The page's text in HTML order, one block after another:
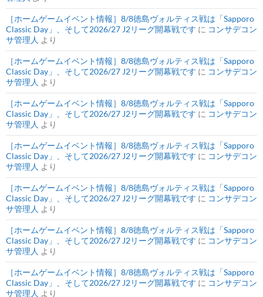
［ホームゲームイベント情報］8/8徳島ヴォルティス戦は「Sapporo
Classic Day」、そして2026/27 J2リーグ開幕戦です に コンサデコン
サ管理人 より
［ホームゲームイベント情報］8/8徳島ヴォルティス戦は「Sapporo
Classic Day」、そして2026/27 J2リーグ開幕戦です に コンサデコン
サ管理人 より
［ホームゲームイベント情報］8/8徳島ヴォルティス戦は「Sapporo
Classic Day」、そして2026/27 J2リーグ開幕戦です に コンサデコン
サ管理人 より
［ホームゲームイベント情報］8/8徳島ヴォルティス戦は「Sapporo
Classic Day」、そして2026/27 J2リーグ開幕戦です に コンサデコン
サ管理人 より
［ホームゲームイベント情報］8/8徳島ヴォルティス戦は「Sapporo
Classic Day」、そして2026/27 J2リーグ開幕戦です に コンサデコン
サ管理人 より
［ホームゲームイベント情報］8/8徳島ヴォルティス戦は「Sapporo
Classic Day」、そして2026/27 J2リーグ開幕戦です に コンサデコン
サ管理人 より
［ホームゲームイベント情報］8/8徳島ヴォルティス戦は「Sapporo
Classic Day」、そして2026/27 J2リーグ開幕戦です に コンサデコン
サ管理人 より